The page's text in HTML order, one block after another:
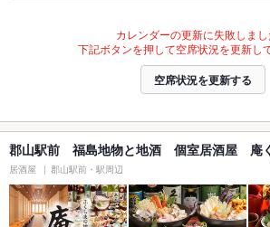
カレンダーの更新に失敗しまし
下記ボタンを押して空席状況を更新し
空席状況を更新する
郡山駅前 福島地物と地酒 個室居酒屋 庵
居酒屋 郡山駅前・駅周辺